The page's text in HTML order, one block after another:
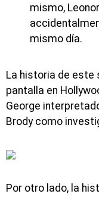
mismo,
mismo día.
La historia de este
pantalla en
George
Brody como
Por otro lado, la